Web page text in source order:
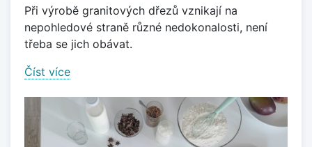
Při výrobě granitových dřezů vznikají na
nepohledové straně různé nedokonalosti, není
třeba se jich obávat.
Číst více